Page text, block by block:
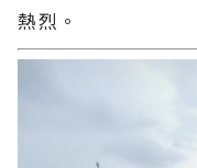
熱烈。